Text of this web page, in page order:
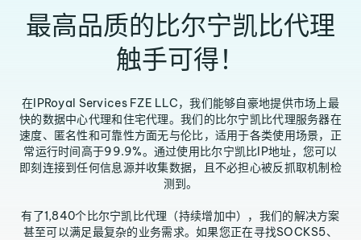
最高品质的比尔宁凯比代理
触手可得！
在IPRoyal Services FZE LLC，我们能够自豪地提供市场上最
快的数据中心代理和住宅代理。我们的比尔宁凯比代理服务器在
速度、匿名性和可靠性方面无与伦比，适用于各类使用场景，正
常运行时间高于99.9%。通过使用比尔宁凯比IP地址，您可以
即刻连接到任何信息源并收集数据，且不必担心被反抓取机制检
测到。
有了1,840个比尔宁凯比代理（持续增加中），我们的解决方案
甚至可以满足最复杂的业务需求。如果您正在寻找SOCKS5、